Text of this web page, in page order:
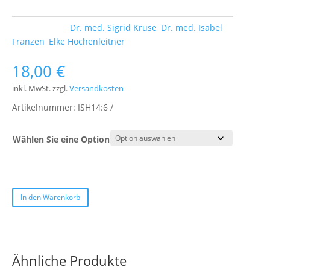
Dr. med. Sigrid Kruse Dr. med. Isabel
Franzen Elke Hochenleitner
18,00€
inkl. MwSt.zzgl.Versandkosten
Artikelnummer: ISH14:6
Wählen Sie eine Option
In den Warenkorb
Ähnliche Produkte